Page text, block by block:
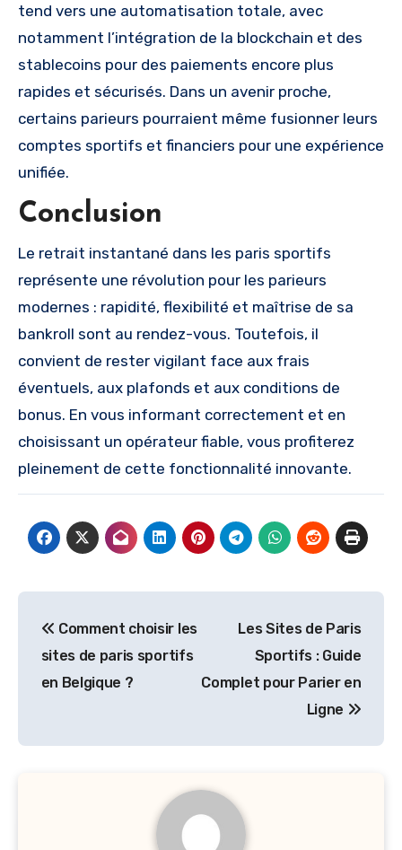
tend vers une automatisation totale, avec
notamment l’intégration de la blockchain et des
stablecoins pour des paiements encore plus
rapides et sécurisés. Dans un avenir proche,
certains parieurs pourraient même fusionner leurs
comptes sportifs et financiers pour une expérience
unifiée.
Conclusion
Le retrait instantané dans les paris sportifs
représente une révolution pour les parieurs
modernes : rapidité, flexibilité et maîtrise de sa
bankroll sont au rendez-vous. Toutefois, il
convient de rester vigilant face aux frais
éventuels, aux plafonds et aux conditions de
bonus. En vous informant correctement et en
choisissant un opérateur fiable, vous profiterez
pleinement de cette fonctionnalité innovante.
navigation
Comment choisir les
sites de paris sportifs
en Belgique ?
Les Sites de Paris
Sportifs : Guide
Complet pour Parier en
Ligne